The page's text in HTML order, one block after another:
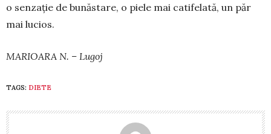
o senzație de bună­stare, o piele mai catifelată, un păr
mai lucios.
MARIOARA N. – Lugoj
TAGS: DIETE